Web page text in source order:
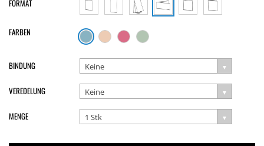
MENGE 1 Stk
FORMAT
FARBEN
BINDUNG Keine
VEREDELUNG Keine